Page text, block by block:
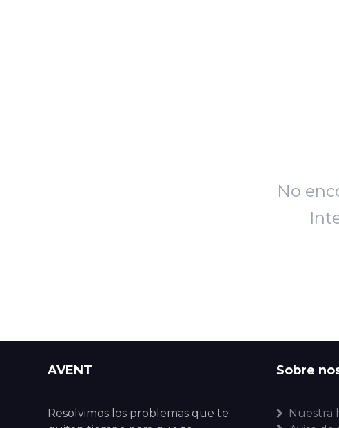
No
AVENT
Resolvimos los problemas que te
Sobre
Nuestra